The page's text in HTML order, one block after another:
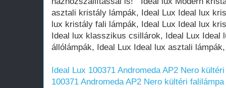
Ideal Lux 100371 Andromeda AP2 Nero
100371 Andromeda AP2 Nero kültéri falilámpa